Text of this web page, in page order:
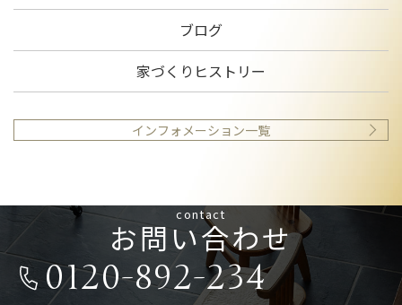
ブログ
家づくりヒストリー
インフォメーション一覧
contact
お問い合わせ
0120-892-234